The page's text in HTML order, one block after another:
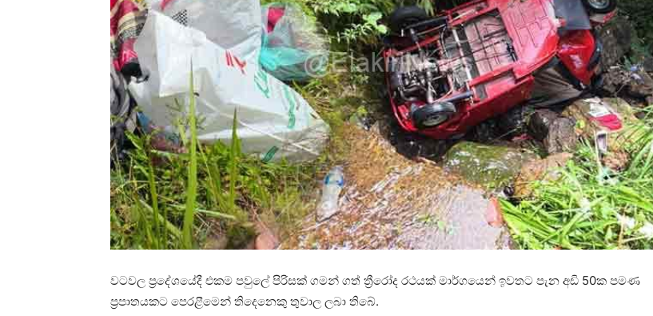
වටවල ප්‍රදේශයේදී එකම පවුලේ පිරිසක් ගමන් ගත් ත්‍රීරෝද රථයක් මාර්ගයෙන් ඉවතට පැන අඩි 50ක පමණ
ප්‍රපාතයකට පෙරළීමෙන් තිදෙනෙකු තුවාල ලබා තිබේ.